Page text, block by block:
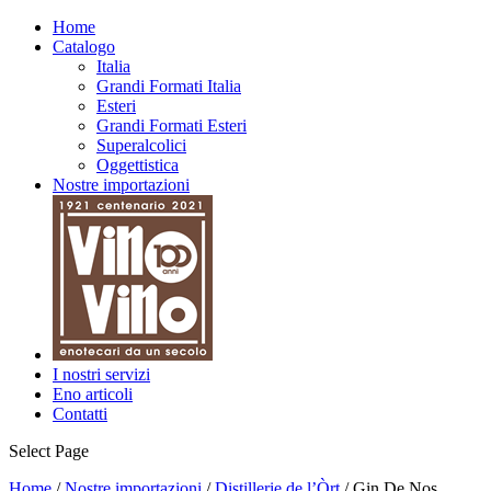
Home
Catalogo
Italia
Grandi Formati Italia
Esteri
Grandi Formati Esteri
Superalcolici
Oggettistica
Nostre importazioni
I nostri servizi
Eno articoli
Contatti
Select Page